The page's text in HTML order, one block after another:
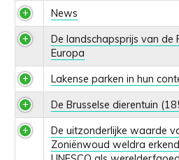
News
De landschapsprijs van de
Europa
Lakense parken in hun
De Brusselse dierentuin
De uitzonderlijke waarde
Zoniënwoud weldra